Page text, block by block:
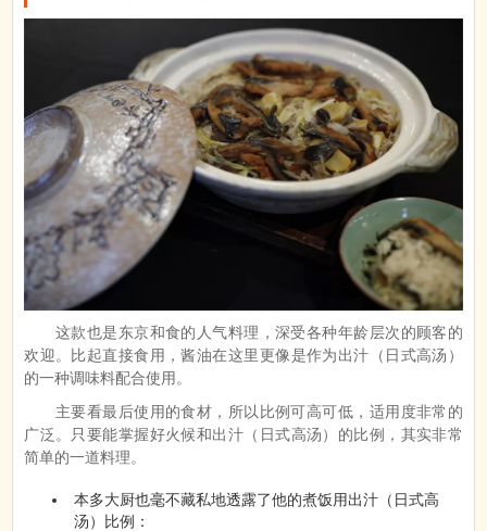
这款也是东京和食的人气料理，深受各种年龄层次的顾客的
欢迎。比起直接食用，酱油在这里更像是作为出汁（日式高汤）
的一种调味料配合使用。
主要看最后使用的食材，所以比例可高可低，适用度非常的
广泛。只要能掌握好火候和出汁（日式高汤）的比例，其实非常
简单的一道料理。
本多大厨也毫不藏私地透露了他的煮饭用出汁（日式高
汤）比例：